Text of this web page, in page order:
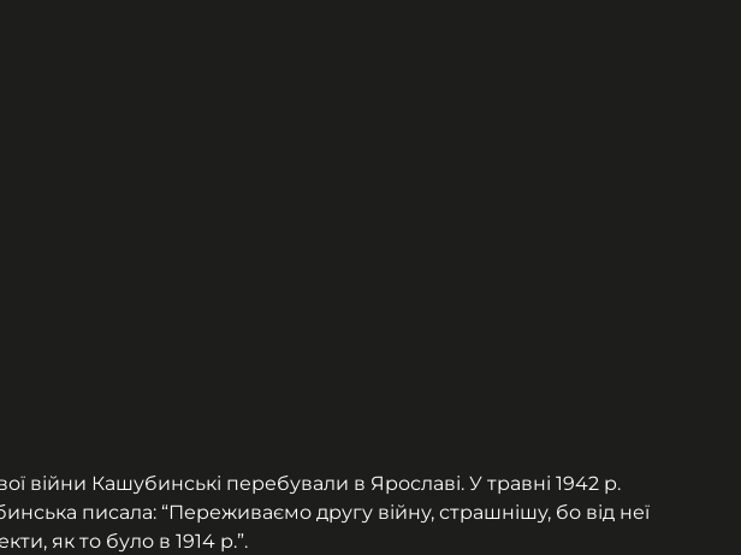
війни Кашубинські перебували в Ярославі. У травні 1942 р.
писала: “Переживаємо другу війну, страшнішу, бо від неї
як то було в 1914 р.”.